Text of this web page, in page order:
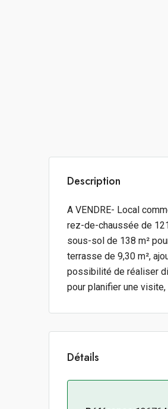
Description
A VENDRE- Local
rez-de-chaussée de
sous-sol de 138 m²
terrasse de 9,30 m²,
possibilité de réaliser
pour planifier une visite,
Détails